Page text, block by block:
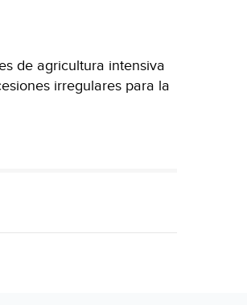
de agricultura intensiva
irregulares para la